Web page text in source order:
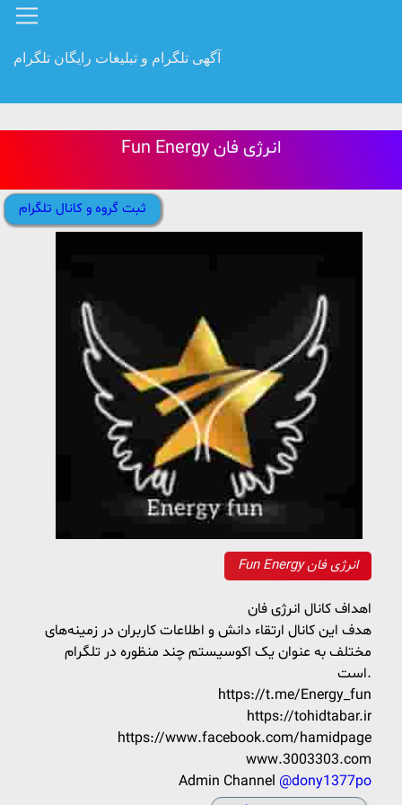
آگهی تلگرام و تبلیغات رایگان تلگرام
Fun Energy انرژی فان
ثبت گروه و کانال تلگرام
Fun Energy انرژی فان
اهداف کانال انرژی فان
هدف این کانال ارتقاء دانش و اطلاعات کاربران در زمینه‌های
مختلف به عنوان یک اکوسیستم چند منظوره در تلگرام
است.
https://t.me/Energy_fun
https://tohidtabar.ir
https://www.facebook.com/hamidpage
www.3003303.com
Admin Channel @dony1377po